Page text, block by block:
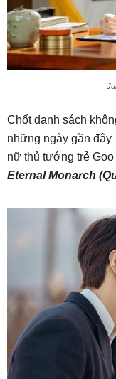
Chốt danh sách
những ngày gần đây
nữ thủ tướng trẻ
Eternal Monarch